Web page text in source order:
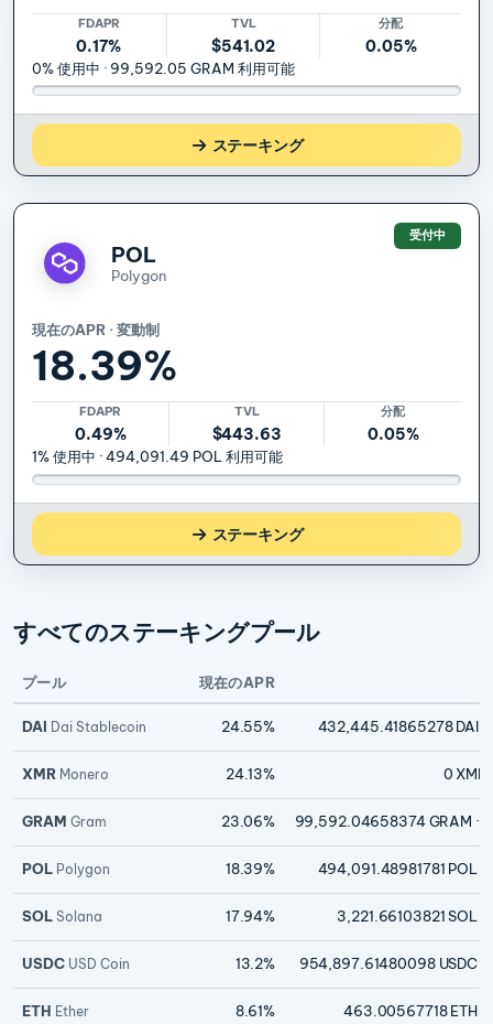
FDAPR
0.17%
TVL
$541.02
分配
0.05%
0% 使用中 · 99,592.05 GRAM 利用可能
ステーキングGRAM
POL
Polygon
受付中
現在のAPR · 変動制
18.39%
FDAPR
0.49%
TVL
$443.63
分配
0.05%
1% 使用中 · 494,091.49 POL 利用可能
ステーキングPOL
すべてのステーキングプール
プール 現在のAPR
DAI Dai Stablecoin 24.55% 432,445.41865278 DAI
XMR Monero 24.13% 0 XMR
GRAM Gram 23.06% 99,592.04658374 GRAM ·
POL Polygon 18.39% 494,091.48981781 POL
SOL Solana 17.94% 3,221.66103821 SOL
USDC USD Coin 13.2% 954,897.61480098 USDC
ETH Ether 8.61% 463.00567718 ETH